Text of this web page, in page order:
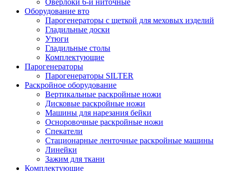
Оверлоки 6-и ниточные
Оборудование вто
Парогенераторы с щеткой для меховых изделий
Гладильные доски
Утюги
Гладильные столы
Комплектующие
Парогенераторы
Парогенераторы SILTER
Раскройное оборудование
Вертикальные раскройные ножи
Дисковые раскройные ножи
Машины для нарезания бейки
Осноровочные раскройные ножи
Спекатели
Стационарные ленточные раскройные машины
Линейки
Зажим для ткани
Комплектующие